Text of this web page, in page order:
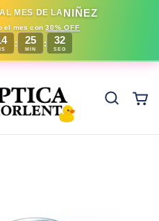
MES DE LANIÑEZ
el mes con30% OFF
: 25
MIN
: 31
SEG